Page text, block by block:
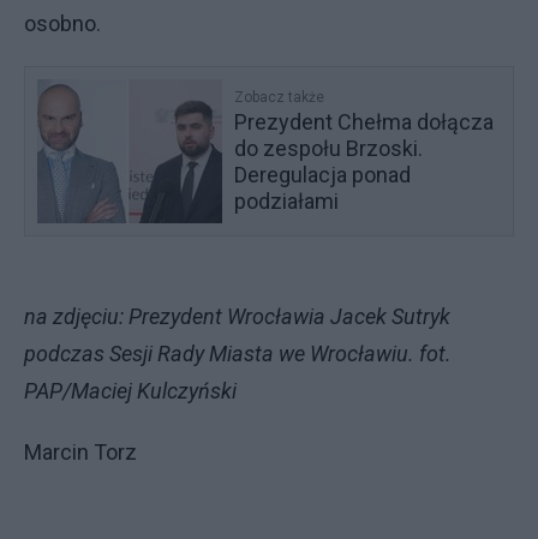
osobno.
Zobacz także
Prezydent Chełma dołącza
do zespołu Brzoski.
Deregulacja ponad
podziałami
na zdjęciu: Prezydent Wrocławia Jacek Sutryk
podczas Sesji Rady Miasta we Wrocławiu. fot.
PAP/Maciej Kulczyński
Marcin Torz